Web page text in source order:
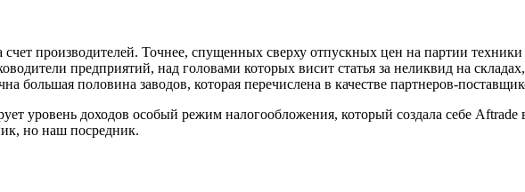
счет производителей. Точнее, спущенных сверху отпускных цен на партии
предприятий, над головами которых висит статья за неликвид на
большая половина заводов, которая перечислена в качестве партнеров-
уровень доходов особый режим налогообложения, который создала себе
но наш посредник.